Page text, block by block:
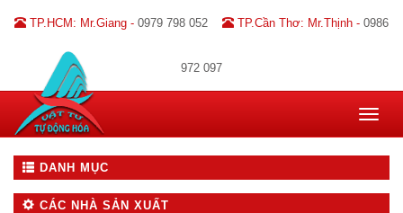
TP.HCM: Mr.Giang - 0979 798 052 TP.Cần Thơ: Mr.Thịnh - 0986
972 097
Toggle
DANH MỤC
CÁC NHÀ SẢN XUẤT